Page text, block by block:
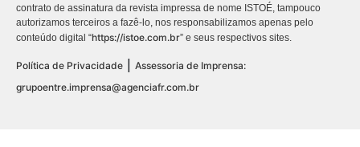
contrato de assinatura da revista impressa de nome ISTOÉ, tampouco
autorizamos terceiros a fazê-lo, nos responsabilizamos apenas pelo
conteúdo digital “https://istoe.com.br” e seus respectivos sites.
Política de Privacidade
Assessoria de Imprensa:
grupoentre.imprensa@agenciafr.com.br